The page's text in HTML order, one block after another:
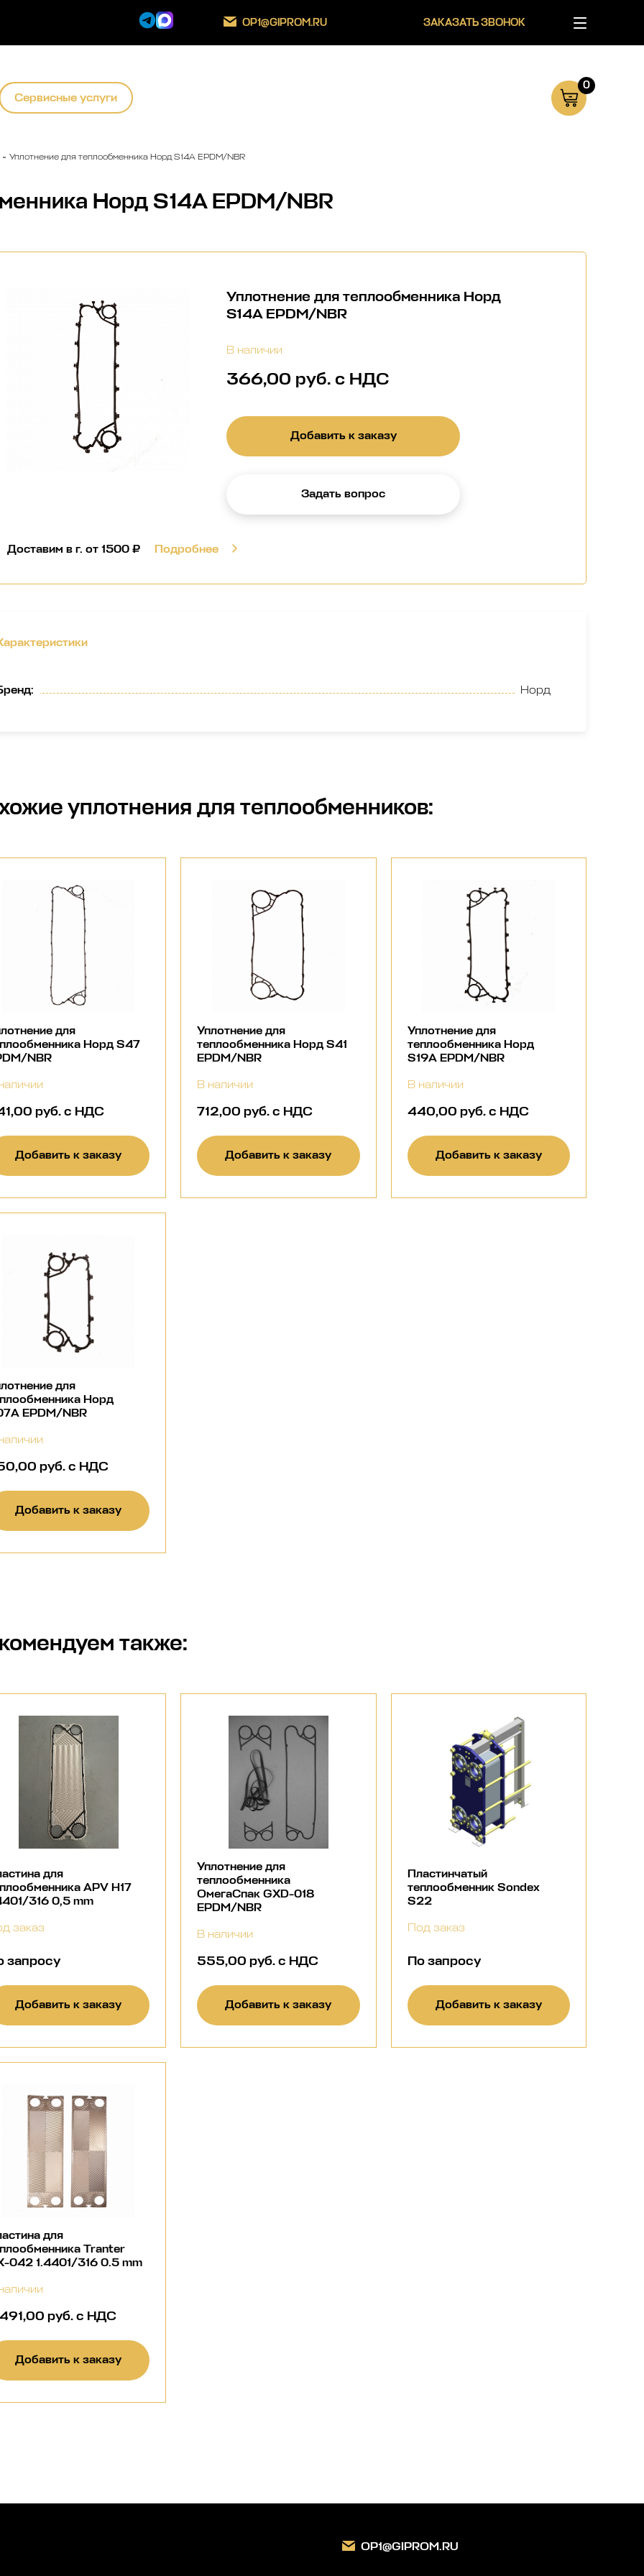
OP1@GIPROM.RU ЗАКАЗАТЬ ЗВОНОК
Сервисные услуги
0
Уплотнение для теплообменника Норд S14A EPDM/NBR
Норд S14A EPDM/NBR
Уплотнение для теплообменника Норд
S14A EPDM/NBR
В наличии
366,00 руб. с НДС
Добавить к заказу
Задать вопрос
Доставим в г. от 1500 ₽ Подробнее
: Норд
уплотнения для теплообменников:
для
Норд S47
NBR
руб. с НДС
Добавить к заказу
Уплотнение для
теплообменника Норд S41
EPDM/NBR
В наличии
712,00 руб. с НДС
Добавить к заказу
Уплотнение для
теплообменника Норд
S19A EPDM/NBR
В наличии
440,00 руб. с НДС
Добавить к заказу
для
Норд
EPDM/NBR
руб. с НДС
Добавить к заказу
также:
для
APV H17
316 0,5 mm
заказ
запросу
Добавить к заказу
Уплотнение для
теплообменника
ОмегаСпак GXD-018
EPDM/NBR
В наличии
555,00 руб. с НДС
Добавить к заказу
Пластинчатый
теплообменник Sondex
S22
Под заказ
По запросу
Добавить к заказу
для
Tranter
042 1.4401/316 0.5 mm
руб. с НДС
Добавить к заказу
OP1@GIPROM.RU